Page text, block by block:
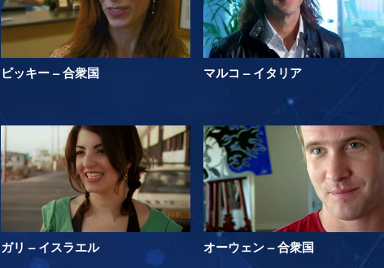
ビッキー – 合衆国 マルコ – イタリア
ガリ – イスラエル オーウェン – 合衆国